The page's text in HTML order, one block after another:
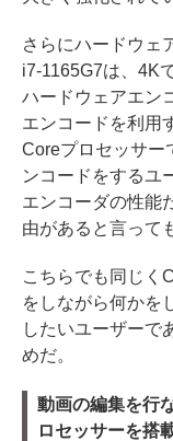
さらにハードウェ
i7-1165G7は、4K
ハードウェアエン
エンコードを利用
Coreプロセッサー
ンコードをするユ
エンコーダの性能
由があると言って
こちらでも同じく
をしながら何かを
したいユーザーで
めだ。
動画の編集を行
ロセッサーを搭